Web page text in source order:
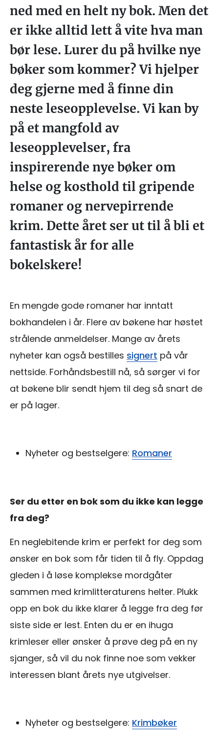
ned med en helt ny bok. Men det
er ikke alltid lett å vite hva man
bør lese. Lurer du på hvilke nye
bøker som kommer? Vi hjelper
deg gjerne med å finne din
neste leseopplevelse. Vi kan by
på et mangfold av
leseopplevelser, fra
inspirerende nye bøker om
helse og kosthold til gripende
romaner og nervepirrende
krim. Dette året ser ut til å bli et
fantastisk år for alle
bokelskere!
En mengde gode romaner har inntatt
bokhandelen i år. Flere av bøkene har høstet
strålende anmeldelser. Mange av årets
nyheter kan også bestilles signert på vår
nettside. Forhåndsbestill nå, så sørger vi for
at bøkene blir sendt hjem til deg så snart de
er på lager.
Nyheter og bestselgere: Romaner
Ser du etter en bok som du ikke kan legge
fra deg?
En neglebitende krim er perfekt for deg som
ønsker en bok som får tiden til å fly. Oppdag
gleden i å løse komplekse mordgåter
sammen med krimlitteraturens helter. Plukk
opp en bok du ikke klarer å legge fra deg før
siste side er lest. Enten du er en ihuga
krimleser eller ønsker å prøve deg på en ny
sjanger, så vil du nok finne noe som vekker
interessen blant årets nye utgivelser.
Nyheter og bestselgere: Krimbøker